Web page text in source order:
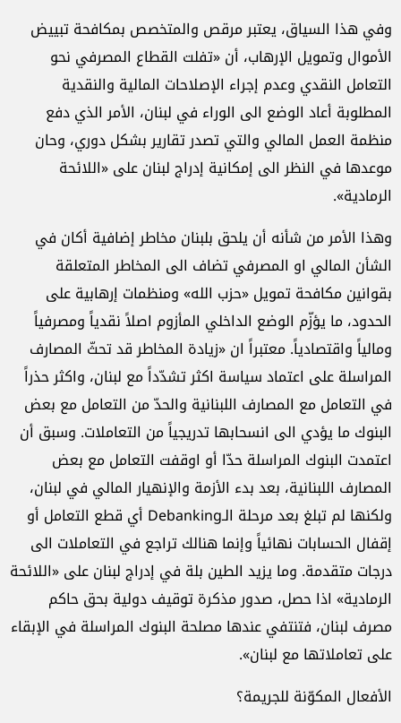
وفي هذا السياق، يعتبر مرقص والمتخصص بمكافحة تبييض
الأموال وتمويل الإرهاب، أن «تفلت القطاع المصرفي نحو
التعامل النقدي وعدم إجراء الإصلاحات المالية والنقدية
المطلوبة أعاد الوضع الى الوراء في لبنان، الأمر الذي دفع
منظمة العمل المالي والتي تصدر تقارير بشكل دوري، وحان
موعدها في النظر الى إمكانية إدراج لبنان على «اللائحة
الرمادية».
وهذا الأمر من شأنه أن يلحق بلبنان مخاطر إضافية أكان في
الشأن المالي او المصرفي تضاف الى المخاطر المتعلقة
بقوانين مكافحة تمويل «حزب الله» ومنظمات إرهابية على
الحدود، ما يؤزّم الوضع الداخلي المأزوم اصلاً نقدياً ومصرفياً
ومالياً واقتصادياً. معتبراً ان «زيادة المخاطر قد تحثّ المصارف
المراسلة على اعتماد سياسة اكثر تشدّداً مع لبنان، واكثر حذراً
في التعامل مع المصارف اللبنانية والحدّ من التعامل مع بعض
البنوك ما يؤدي الى انسحابها تدريجياً من التعاملات. وسبق أن
اعتمدت البنوك المراسلة حدّا أو اوقفت التعامل مع بعض
المصارف اللبنانية، بعد بدء الأزمة والإنهيار المالي في لبنان،
ولكنها لم تبلغ بعد مرحلة الـDebanking أي قطع التعامل أو
إقفال الحسابات نهائياً وإنما هنالك تراجع في التعاملات الى
درجات متقدمة. وما يزيد الطين بلة في إدراج لبنان على «اللائحة
الرمادية» اذا حصل، صدور مذكرة توقيف دولية بحق حاكم
مصرف لبنان، فتنتفي عندها مصلحة البنوك المراسلة في الإبقاء
على تعاملاتها مع لبنان».
الأفعال المكوّنة للجريمة؟